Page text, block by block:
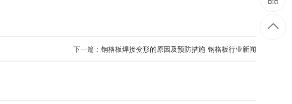
下一篇： 钢格板焊接变形的原因及预防措施-钢格板行业新闻